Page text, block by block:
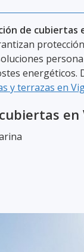
de cubiertas
energéticos.
y terrazas en
en